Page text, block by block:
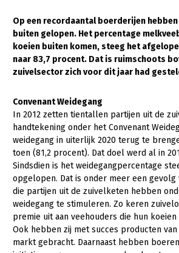
Sterk ondernemerschap
Transitiepaden
Thema’s
Gezonde dieren
Natuur, klimaat en energie
Bodem en water
Platteland en omgeving
Mens, ondernemerschap en
Internationaal
Sectoren
Op een recordaantal boerderijen
buiten gelopen. Het percentage
koeien buiten komen, steeg het
naar 83,7 procent. Dat is ruimschoots
zuivelsector zich voor dit jaar had
Convenant Weidegang
In 2012 zetten tientallen partijen uit de
handtekening onder het Convenant
weidegang in uiterlijk 2020 terug te
toen (81,2 procent). Dat doel werd al in
Sindsdien is het weidegangpercentage
opgelopen. Dat is onder meer een gevolg
die partijen uit de zuivelketen hebben
weidegang te stimuleren. Zo keren
premie uit aan veehouders die hun
Ook hebben zij met succes producten
markt gebracht. Daarnaast hebben